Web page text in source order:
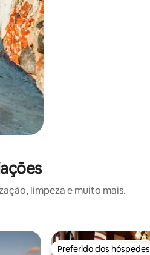
limpeza e muito mais.
Preferido dos hóspedes